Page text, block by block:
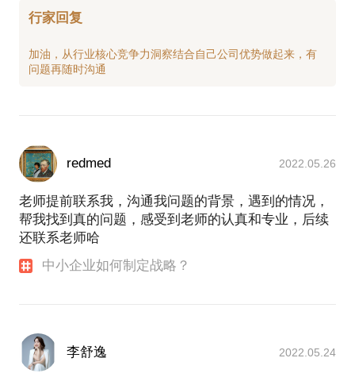
行家回复
加油，从行业核心竞争力洞察结合自己公司优势做起来，有
redmed 2022.05.26
老师提前联系我，沟通我问题的背景，遇到的情况，
帮我找到真的问题，感受到老师的认真和专业，后续
还联系老师哈
中小企业如何制定战略？
李舒逸 2022.05.24